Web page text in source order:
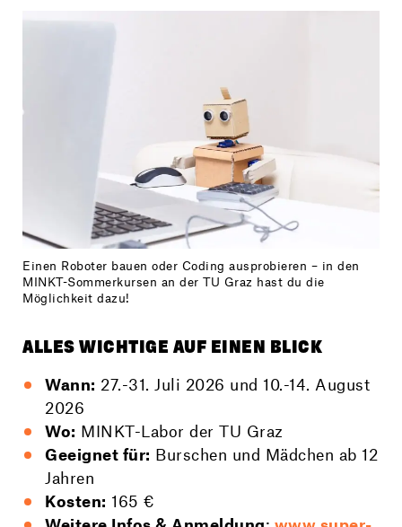
ALLES WICHTIGE AUF EINEN BLICK
Wann: 27.-31. Juli 2026 und 10.-14. August
2026
Wo: MINKT-Labor der TU Graz
Geeignet für: Burschen und Mädchen ab 12
Jahren
Kosten: 165 €
Einen Roboter bauen oder Coding ausprobieren – in den
MINKT-Sommerkursen an der TU Graz hast du die
Möglichkeit dazu!